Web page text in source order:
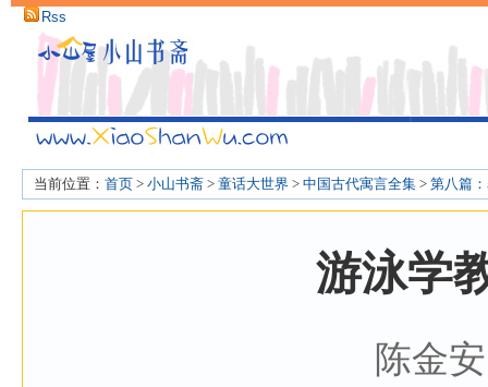
Rss
当前位置： 首页 > 小山书斋 > 童话大世界 > 中国古代寓言全集 > 第八篇
游泳学
陈金安